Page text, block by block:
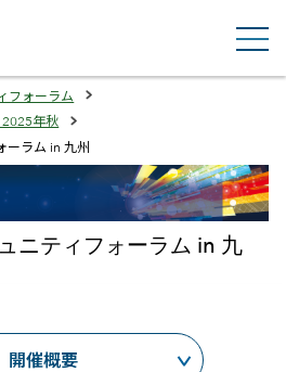
フォーラム
2025年秋
ーラム in 九州
ニティフォーラム in 九
開催概要